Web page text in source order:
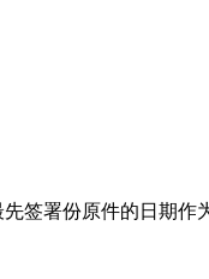
签署份原件的日期作